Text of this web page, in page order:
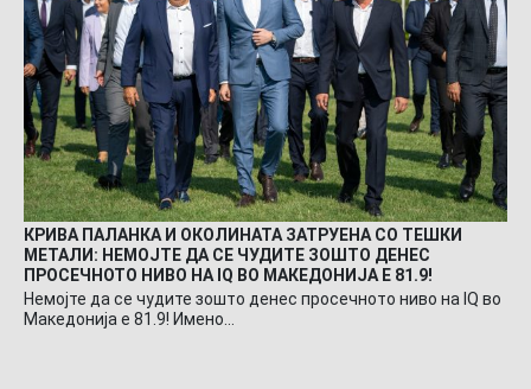
КРИВА ПАЛАНКА И ОКОЛИНАТА ЗАТРУЕНА СО ТЕШКИ
МЕТАЛИ: НЕМОЈТЕ ДА СЕ ЧУДИТЕ ЗОШТО ДЕНЕС
ПРОСЕЧНОТО НИВО НА IQ ВО МАКЕДОНИЈА Е 81.9!
Немојте да се чудите зошто денес просечното ниво на IQ во
Македонија е 81.9! Имено…